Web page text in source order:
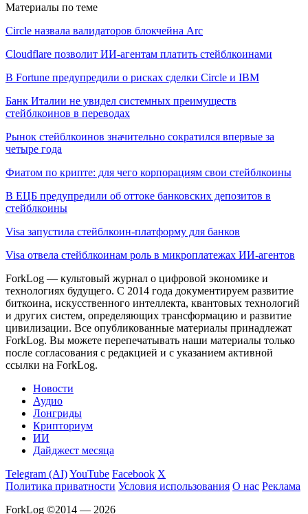
Материалы по теме
Circle назвала валидаторов блокчейна Arc
Cloudflare позволит ИИ-агентам платить стейблкоинами
В Fortune предупредили о рисках сделки Circle и IBM
Банк Италии не увидел системных преимуществ
стейблкоинов в переводах
Рынок стейблкоинов значительно сократился впервые за
четыре года
Фиатом по крипте: для чего корпорациям свои стейблкоины
В ЕЦБ предупредили об оттоке банковских депозитов в
стейблкоины
Visa запустила стейблкоин-платформу для банков
Visa отвела стейблкоинам роль в микроплатежах ИИ-агентов
ForkLog — культовый журнал о цифровой экономике и
технологиях будущего. С 2014 года документируем развитие
биткоина, искусственного интеллекта, квантовых технологий
и других систем, определяющих трансформацию и развитие
цивилизации. Все опубликованные материалы принадлежат
ForkLog. Вы можете перепечатывать наши материалы только
после согласования с редакцией и с указанием активной
ссылки на ForkLog.
Новости
Аудио
Лонгриды
Крипториум
ИИ
Дайджест месяца
Telegram (AI)YouTube Facebook X
Политика приватности Условия использования О нас Реклама
ForkLog ©2014 — 2026